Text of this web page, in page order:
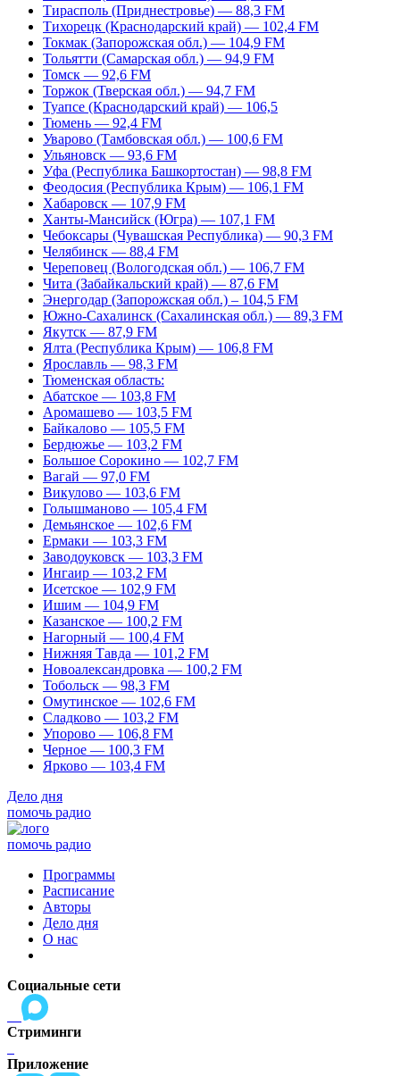
Тирасполь (Приднестровье) — 88,3 FM
Тихорецк (Краснодарский край) — 102,4 FM
Токмак (Запорожская обл.) — 104,9 FM
Тольятти (Самарская обл.) — 94,9 FM
Томск — 92,6 FM
Торжок (Тверская обл.) — 94,7 FM
Туапсе (Краснодарский край) — 106,5
Тюмень — 92,4 FM
Уварово (Тамбовская обл.) — 100,6 FM
Ульяновск — 93,6 FM
Уфа (Республика Башкортостан) — 98,8 FM
Феодосия (Республика Крым) — 106,1 FM
Хабаровск — 107,9 FM
Ханты-Мансийск (Югра) — 107,1 FM
Чебоксары (Чувашская Республика) — 90,3 FM
Челябинск — 88,4 FM
Череповец (Вологодская обл.) — 106,7 FM
Чита (Забайкальский край) — 87,6 FM
Энергодар (Запорожская обл.) – 104,5 FM
Южно-Сахалинск (Сахалинская обл.) — 89,3 FM
Якутск — 87,9 FM
Ялта (Республика Крым) — 106,8 FM
Ярославль — 98,3 FM
Тюменская область:
Абатское — 103,8 FM
Аромашево — 103,5 FM
Байкалово — 105,5 FM
Бердюжье — 103,2 FM
Большое Сорокино — 102,7 FM
Вагай — 97,0 FM
Викулово — 103,6 FM
Голышманово — 105,4 FM
Демьянское — 102,6 FM
Ермаки — 103,3 FM
Заводоуковск — 103,3 FM
Ингаир — 103,2 FM
Исетское — 102,9 FM
Ишим — 104,9 FM
Казанское — 100,2 FM
Нагорный — 100,4 FM
Нижняя Тавда — 101,2 FM
Новоалександровка — 100,2 FM
Тобольск — 98,3 FM
Омутинское — 102,6 FM
Сладково — 103,2 FM
Упорово — 106,8 FM
Черное — 100,3 FM
Ярково — 103,4 FM
Дело дня
помочь радио
помочь радио
Программы
Расписание
Авторы
Дело дня
О нас
Социальные сети
Стриминги
Приложение